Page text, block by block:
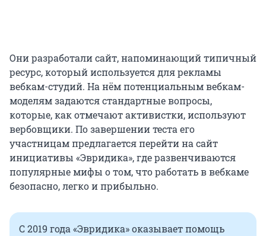
Они разработали сайт, напоминающий типичный
ресурс, который используется для рекламы
вебкам-студий. На нём потенциальным вебкам-
моделям задаются стандартные вопросы,
которые, как отмечают активистки, используют
вербовщики. По завершении теста его
участницам предлагается перейти на сайт
инициативы «Эвридика», где развенчиваются
популярные мифы о том, что работать в вебкаме
безопасно, легко и прибыльно.
С 2019 года «Эвридика» оказывает помощь